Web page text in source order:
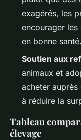
exagérés, les
encourager les
en bonne santé.
Soutien aux
animaux et
acheter auprès
à réduire la
Tableau
élevage